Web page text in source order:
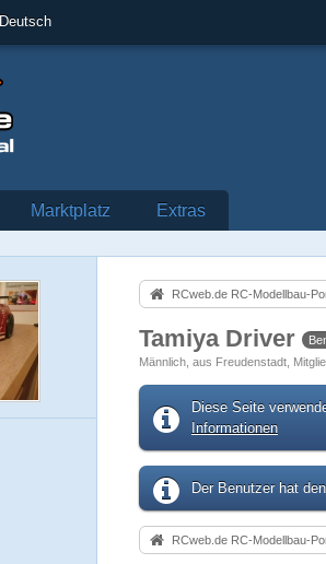
Deutsch
Marktplatz Extras
RCweb.de RC-Modellbau-
Tamiya Driver
Männlich aus Freudenstadt
Diese Seite
Informationen
Der Benutzer hat
RCweb.de RC-Modellbau-